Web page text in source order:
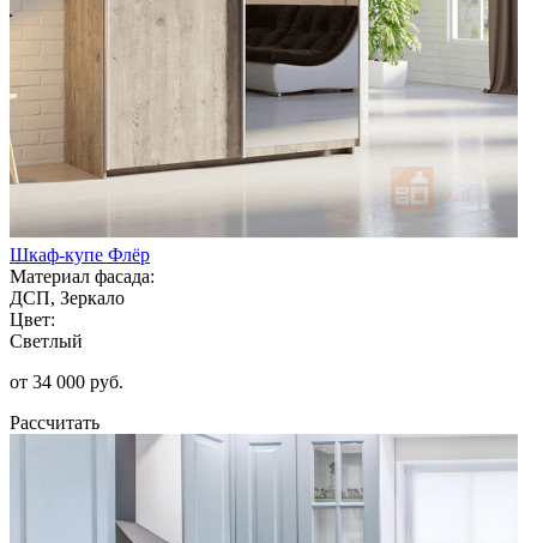
Шкаф-купе Флёр
Материал фасада:
ДСП, Зеркало
Цвет:
Светлый
от 34 000 руб.
Рассчитать